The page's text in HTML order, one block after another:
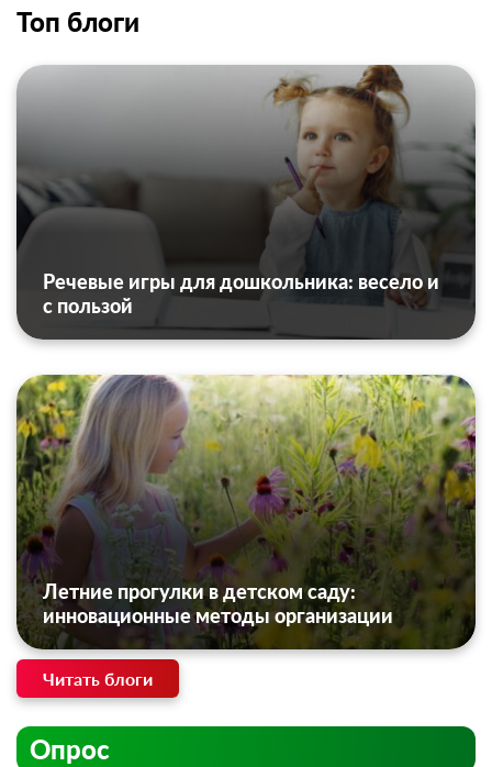
Топ блоги
Речевые игры для дошкольника: весело и
с пользой
Летние прогулки в детском саду:
инновационные методы организации
Читать блоги
Опрос